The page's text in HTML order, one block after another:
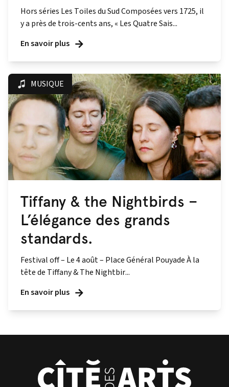
Hors séries Les Toiles du Sud Composées vers 1725, il
y a près de trois-cents ans, « Les Quatre Sais...
En savoir plus
MUSIQUE
Tiffany & the Nightbirds –
L’élégance des grands
standards.
Festival off – Le 4 août – Place Général Pouyade À la
tête de Tiffany & The Nightbir...
En savoir plus